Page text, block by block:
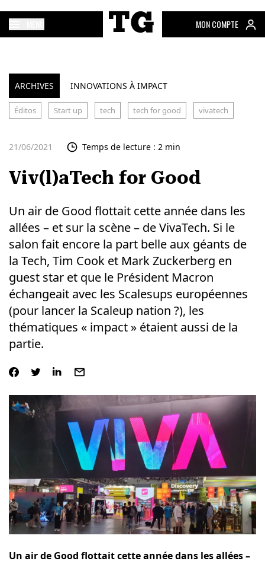
MON COMPTE
ARCHIVES INNOVATIONS À IMPACT
Éditos Start up tech tech for good vivatech
21/06/2021 Temps de lecture : 2 min
Viv(l)aTech for Good
Un air de Good flottait cette année dans les
allées – et sur la scène – de VivaTech. Si le
salon fait encore la part belle aux géants de
la Tech, Tim Cook et Mark Zuckerberg en
guest star et que le Président Macron
échangeait avec les Scalesups européennes
(pour lancer la Scaleup nation ?), les
thématiques « impact » étaient aussi de la
partie.
Un air de Good flottait cette année dans les allées –